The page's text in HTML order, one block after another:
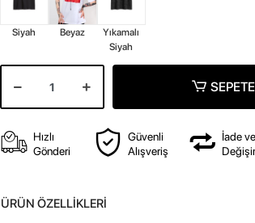
Siyah Beyaz
Yıkamalı
Siyah
Hızlı
Gönderi
Güvenli
Alışveriş
İade ve
ÜRÜN ÖZELLİKLERİ